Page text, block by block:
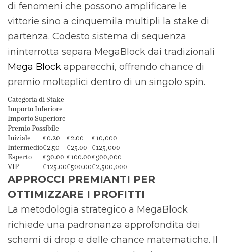
di fenomeni che possono amplificare le
vittorie sino a cinquemila multipli la stake di
partenza. Codesto sistema di sequenza
ininterrotta separa MegaBlock dai tradizionali
Mega Block apparecchi, offrendo chance di
premio molteplici dentro di un singolo spin.
Categoria di Stake
Importo Inferiore
Importo Superiore
Premio Possibile
Iniziale
€0.20 €2.00
€10,000
Intermedio€2.50 €25.00 €125,000
Esperto
€30.00 €100.00€500,000
VIP
€125.00€500.00€2,500,000
APPROCCI PREMIANTI PER
OTTIMIZZARE I PROFITTI
La metodologia strategico a MegaBlock
richiede una padronanza approfondita dei
schemi di drop e delle chance matematiche. Il